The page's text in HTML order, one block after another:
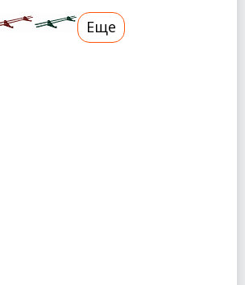
Еще